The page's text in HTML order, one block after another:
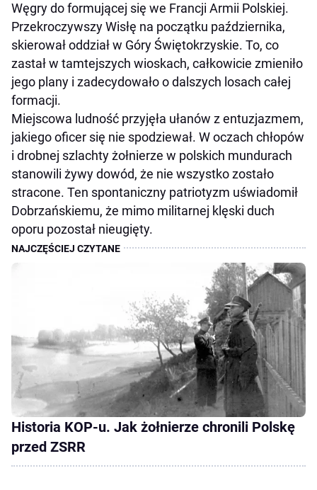
Węgry do formującej się we Francji Armii Polskiej.
Przekroczywszy Wisłę na początku października,
skierował oddział w Góry Świętokrzyskie. To, co
zastał w tamtejszych wioskach, całkowicie zmieniło
jego plany i zadecydowało o dalszych losach całej
formacji.
Miejscowa ludność przyjęła ułanów z entuzjazmem,
jakiego oficer się nie spodziewał. W oczach chłopów
i drobnej szlachty żołnierze w polskich mundurach
stanowili żywy dowód, że nie wszystko zostało
stracone. Ten spontaniczny patriotyzm uświadomił
Dobrzańskiemu, że mimo militarnej klęski duch
oporu pozostał nieugięty.
Historia KOP-u. Jak żołnierze chronili Polskę
przed ZSRR